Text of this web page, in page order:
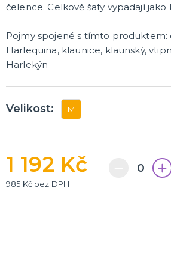
čelence. Celkově šaty vypadají jako
Pojmy spojené s tímto produktem:
Harlequina, klaunice, klaunský,
Harlekýn
Velikost: M
1 192 Kč
985 Kč bez DPH